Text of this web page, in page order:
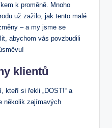
k proměně. Mnoho
už zažilo, jak tento malé
– a my jsme se
abychom vás povzbudili
klientů
kteří si řekli „DOST!“ a
několik zajímavých